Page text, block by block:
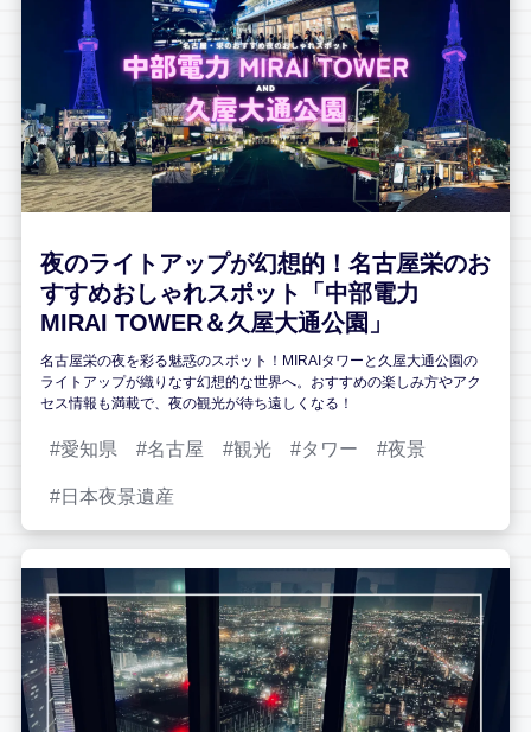
夜のライトアップが幻想的！名古屋栄のお
すすめおしゃれスポット「中部電力
MIRAI TOWER＆久屋大通公園」
名古屋栄の夜を彩る魅惑のスポット！MIRAIタワーと久屋大通公園の
ライトアップが織りなす幻想的な世界へ。おすすめの楽しみ方やアク
セス情報も満載で、夜の観光が待ち遠しくなる！
愛知県 名古屋 観光 タワー 夜景
日本夜景遺産